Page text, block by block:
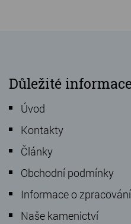
Důležité
Úvod
Kontakty
Články
Obchodní podmínky
Informace o
Naše kamenictví